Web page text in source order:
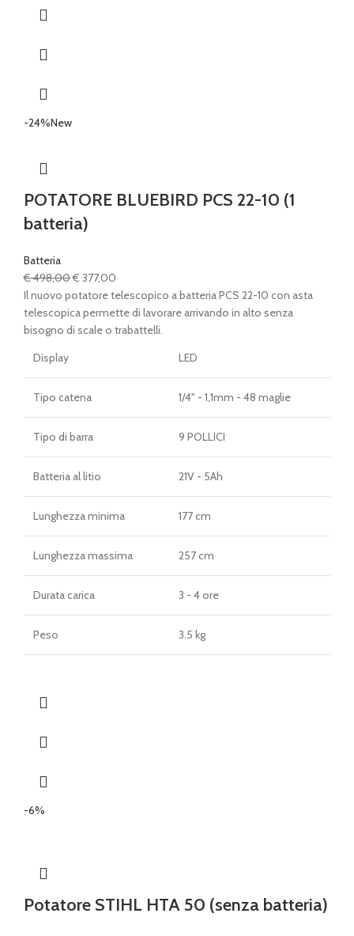
-24%New
POTATORE BLUEBIRD PCS 22-10 (1
batteria)
Batteria
€498,00Il
prezzo
originale
era:
€ 377,00
prezzo
attuale
è:
Il nuovo potatore telescopico a batteria PCS 22-10 con asta
telescopica permette di lavorare arrivando in alto senza
bisogno di scale o trabattelli.
Display
LED
Tipo catena 1/4" - 1,1mm - 48 maglie
Tipo di barra 9 POLLICI
Batteria al litio 21V - 5Ah
Lunghezza minima 177 cm
Lunghezza massima 257 cm
Durata carica 3 - 4 ore
Peso 3.5 kg
-6%
Potatore STIHL HTA 50 (senza batteria)